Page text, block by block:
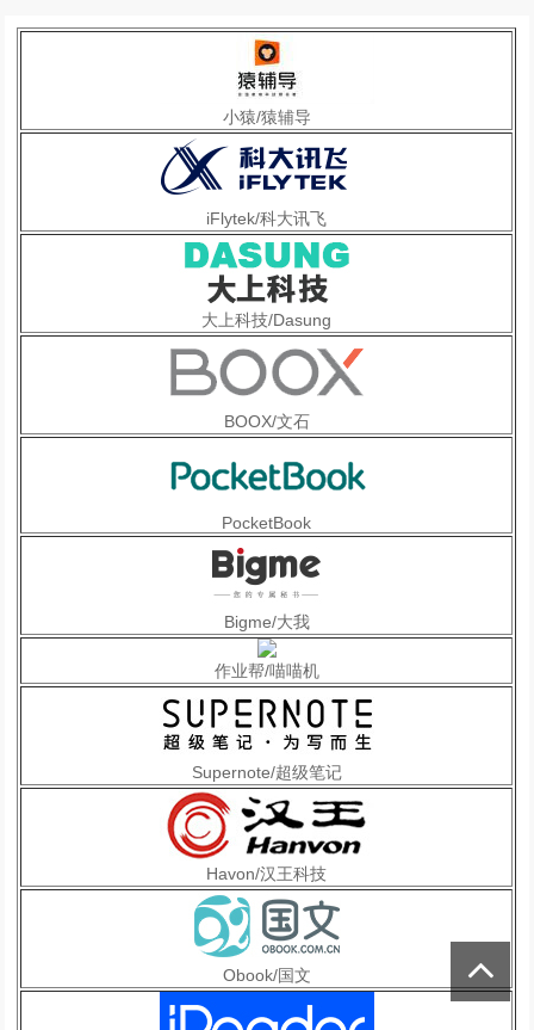
小猿/猿辅导
iFlytek/科大讯飞
大上科技/Dasung
BOOX/文石
PocketBook
Bigme/大我
作业帮/喵喵机
Supernote/超级笔记
Havon/汉王科技
Obook/国文